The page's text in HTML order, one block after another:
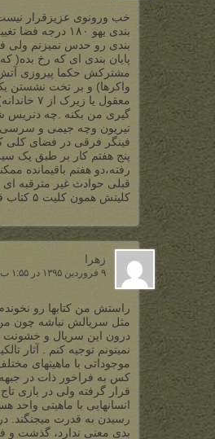
خب ورونوی عزیزقرار نیست
بندی یهو ۱۸۰ درجه
بندی رو حدس نمیزنم ولی
پایان بندی ای که رخ بده( که
مشترکش حکما پیروزی
واکرها) و بر تخت
معقول یا
گیری من بکنه .چه دنریس
تیریون وچه جیمی و سرسی
فینگر فرقی در فضای کلی
پنج هفتم کار بر طبق یک
رفته،دو هفتم باقیمانده
قبلی حوادث غیر مترقبه
کلیتش همون کلیت ۵ کتاب قبلیه
زهرا
۹ فروردین ۱۳۹۵ در ۱:۵۵ ب٫ظ
راستش من کتابها رو
مثل سریالش نباشه چون
درون این سریال و خشونت
نمیتونم توجیه کنم . آثار
موجوداتی با ماهیتهای
کس به فراخور ذات در
قرار گرفته ولی در بازی
انسانهایی با ماهیتی واحد
رسیدن به قدرت میجنگند.
بدی معنی ندارد، گذشت و